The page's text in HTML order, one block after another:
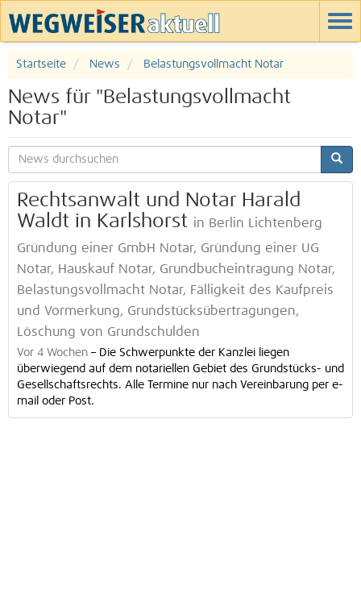
Startseite News Belastungsvollmacht Notar
News für "Belastungsvollmacht
Notar"
Rechtsanwalt und Notar Harald
Waldt in Karlshorst in Berlin Lichtenberg
Gründung einer GmbH Notar, Gründung einer UG
Notar, Hauskauf Notar, Grundbucheintragung Notar,
Belastungsvollmacht Notar, Fälligkeit des Kaufpreis
und Vormerkung, Grundstücksübertragungen,
Löschung von Grundschulden
Vor 4 Wochen – Die Schwerpunkte der Kanzlei liegen
überwiegend auf dem notariellen Gebiet des Grundstücks- und
Gesellschaftsrechts. Alle Termine nur nach Vereinbarung per e-
mail oder Post.